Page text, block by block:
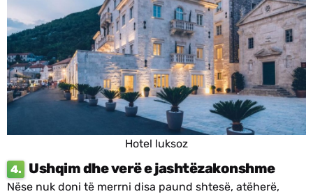
Hotel luksoz
4.
Ushqim dhe verë e jashtëzakonshme
Nëse nuk doni të merrni disa paund shtesë, atëherë,